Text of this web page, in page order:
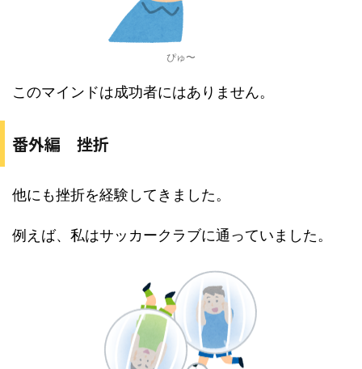
ぴゅ〜
このマインドは成功者にはありません。
番外編 挫折
他にも挫折を経験してきました。
例えば、私はサッカークラブに通っていました。